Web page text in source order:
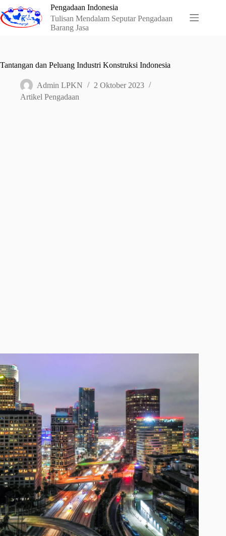
to
content
Pengadaan Indonesia
Tulisan Mendalam Seputar Pengadaan
Barang Jasa
Tantangan dan Peluang Industri Konstruksi Indonesia
Admin LPKN
2 Oktober 2023
Artikel Pengadaan